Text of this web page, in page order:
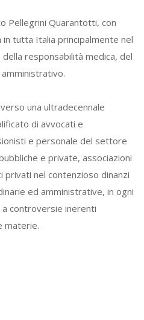
Pellegrini Quarantotti, con
tutta Italia principalmente nel
responsabilità medica, del
una ultradecennale
di avvocati e
e personale del settore
e private, associazioni
privati nel contenzioso dinanzi
ed amministrative, in ogni
controversie inerenti
materie.